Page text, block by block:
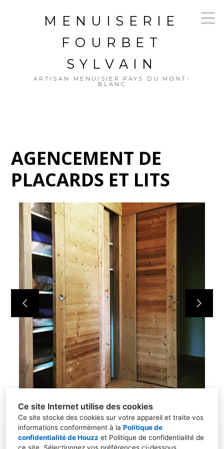
Ce site Internet utilise des cookies
Ce site stocke des cookies sur votre appareil et traite vos
informations conformément à la Politique de
confidentialité de Houzz et Politique de confidentialité de
MENUISERIE
FOURBET
SYLVAIN
ARTISAN MENUISIER PAYS DU MONT-
BLANC
ACCUEIL
NOS RÉALISATIONS
À PROPOS
CONTACT
AGENCEMENT DE
PLACARDS ET LITS
86 chemin des Rosiers 74700, DOMANCY